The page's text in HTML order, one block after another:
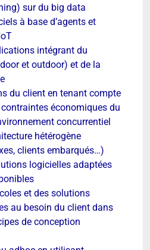
sur du big data
à base d’agents et
intégrant du
et outdoor) et de la
du client en tenant compte
économiques du
concurrentiel
hétérogène
clients embarqués…)
logicielles adaptées
et des solutions
au besoin du client dans
de conception